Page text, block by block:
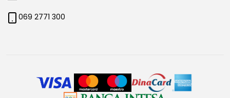
069 2771 300